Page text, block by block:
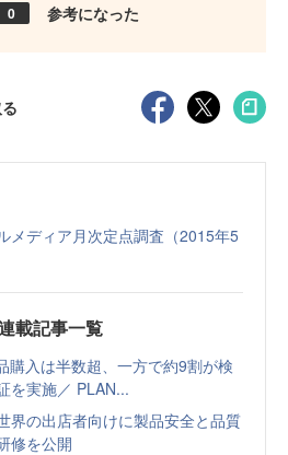
0 参考になった
メディア月次定点調査（2015年5
載記事一覧
購入は半数超、一方で約9割が検
を実施／ PLAN...
界の出店者向けに製品安全と品質
修を公開